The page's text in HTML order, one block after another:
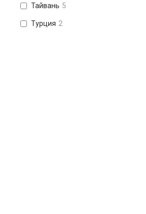
Тайвань 5
Турция 2